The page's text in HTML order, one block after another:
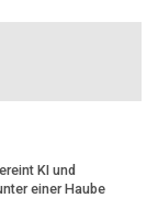
KI und
einer Haube